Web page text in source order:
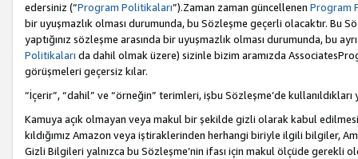
edersiniz (“Program Politikaları”).Zaman zaman güncellenen Program
bir uyuşmazlık olması durumunda, bu Sözleşme geçerli olacaktır. Bu
yaptığınız sözleşme arasında bir uyuşmazlık olması durumunda, bu
Politikaları da dahil olmak üzere) sizinle bizim aramızda
görüşmeleri geçersiz kılar.
“İçerir”, “dahil” ve “örneğin” terimleri, işbu Sözleşme’de
Kamuya açık olmayan veya makul bir şekilde gizli olarak kabul
kıldığımız Amazon veya iştiraklerinden herhangi biriyle ilgili bilgiler,
Gizli Bilgileri yalnızca bu Sözleşme’nin ifası için makul ölçüde gerekli